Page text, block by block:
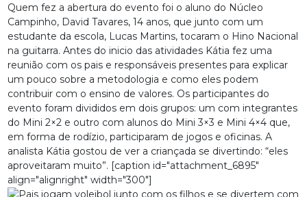
Quem fez a abertura do evento foi o aluno do Núcleo
Campinho, David Tavares, 14 anos, que junto com um
estudante da escola, Lucas Martins, tocaram o Hino Nacional
na guitarra. Antes do inicio das atividades Kátia fez uma
reunião com os pais e responsáveis presentes para explicar
um pouco sobre a metodologia e como eles podem
contribuir com o ensino de valores. Os participantes do
evento foram divididos em dois grupos: um com integrantes
do Mini 2×2 e outro com alunos do Mini 3×3 e Mini 4×4 que,
em forma de rodízio, participaram de jogos e oficinas. A
analista Kátia gostou de ver a criançada se divertindo: “eles
aproveitaram muito”. [caption id="attachment_6895"
align="alignright" width="300"]